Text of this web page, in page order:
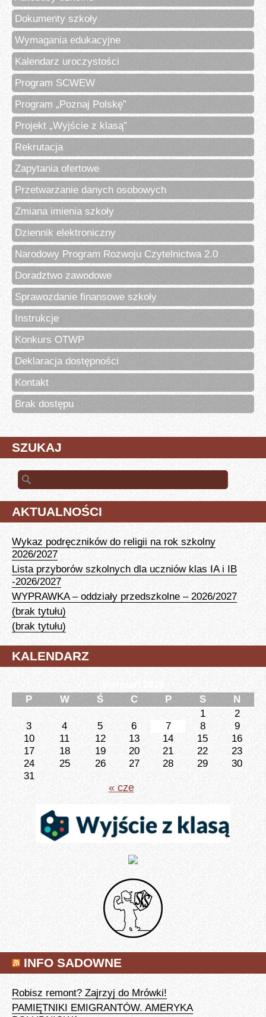
Dokumenty szkoły
Wymagania edukacyjne
Kalendarz uroczystości
Program SCWEW
Program „Poznaj Polskę”
Projekt „Wyjście z klasą”
Rekrutacja
Zapytania ofertowe
Przetwarzanie danych osobowych
Zmiana imienia szkoły
Dziennik elektroniczny
Narodowy Program Rozwoju Czytelnictwa 2.0
Doradztwo zawodowe
Sprawozdanie finansowe szkoły
Instrukcje
Konkurs OTWP
Deklaracja dostępności
Kontakt
Brak dostępu
SZUKAJ
Szukaj:
AKTUALNOŚCI
Wykaz podręczników do religii na rok szkolny
2026/2027
Lista przyborów szkolnych dla uczniów klas IA i IB
-2026/2027
WYPRAWKA – oddziały przedszkolne – 2026/2027
(brak tytułu)
(brak tytułu)
KALENDARZ
P
W Ś C P S
N
1
2
3
4 5 6 7 8
9
10
11 12 13 14 15
16
17
18 19 20 21 22
23
24
25 26 27 28 29
30
31
« cze
INFO SADOWNE
Robisz remont? Zajrzyj do Mrówki!
PAMIĘTNIKI EMIGRANTÓW. AMERYKA